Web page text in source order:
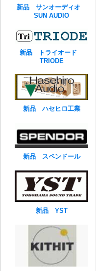
新品 サンオーディオ
SUN AUDIO
新品 トライオード
TRIODE
新品 ハセヒロ工業
新品 スペンドール
新品 YST